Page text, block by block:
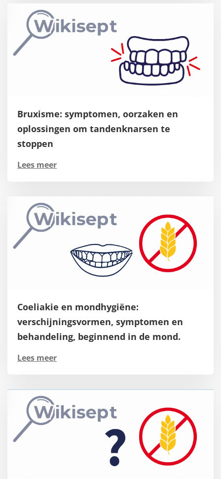
Bruxisme: symptomen, oorzaken en
oplossingen om tandenknarsen te
stoppen
Lees meer
Coeliakie en mondhygiëne:
verschijningsvormen, symptomen en
behandeling, beginnend in de mond.
Lees meer